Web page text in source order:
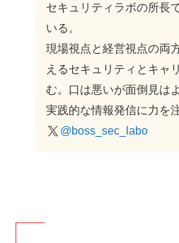
セキュリティラボの所長
いる。
現場視点と経営視点の両
えるセキュリティとキャ
む。口は悪いが面倒見は
実践的な情報発信に力を
@boss_sec_labo